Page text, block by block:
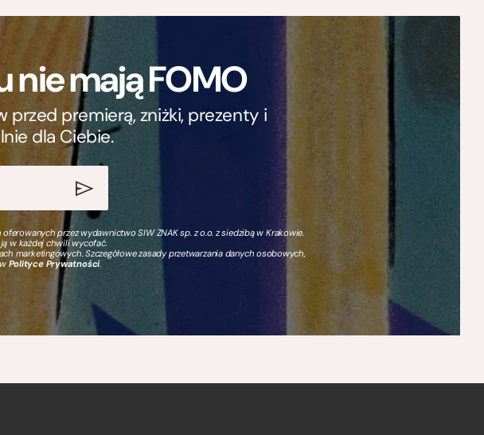
nie mają FOMO
premierą, zniżki, prezenty i
dla Ciebie.
przez wydawnictwo SIW ZNAK sp. z o.o. z siedzibą w Krakowie.
w każdej chwili wycofać.
marketingowych. Szczegółowe zasady przetwarzania danych osobowych,
Polityce Prywatności.